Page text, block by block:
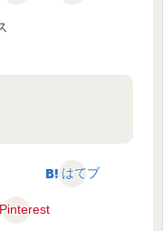
はてブ
Pinterest